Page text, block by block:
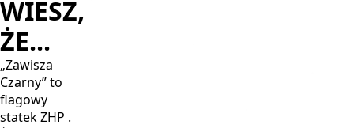
WIESZ,
ŻE...
„Zawisza
Czarny” to
flagowy
statek ZHP .